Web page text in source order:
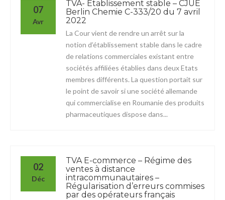
07
Avr
TVA- Etablissement stable – CJUE
Berlin Chemie C-333/20 du 7 avril
2022
La Cour vient de rendre un arrêt sur la
notion d’établissement stable dans le cadre
de relations commerciales existant entre
sociétés affiliées établies dans deux Etats
membres différents. La question portait sur
le point de savoir si une société allemande
qui commercialise en Roumanie des produits
pharmaceutiques dispose dans...
02
Déc
TVA E-commerce – Régime des
ventes à distance
intracommunautaires –
Régularisation d’erreurs commises
par des opérateurs français